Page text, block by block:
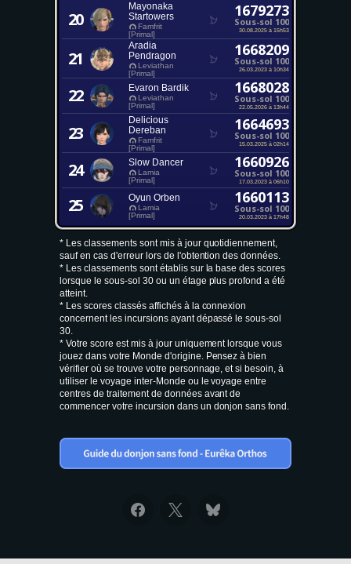
20
Mayonaka
Startowers
Famfrit
[Primal]
1679273
Sous-sol 100
30.08.2025 à 15h53
21
Aradia
Pendragon
Leviathan
[Primal]
1668209
Sous-sol 100
26.03.2023 à 10h34
22 Evaron Bardik
Leviathan
[Primal]
1668028
Sous-sol 100
22.05.2026 à 13h44
23
Delicious
Dereban
Famfrit
[Primal]
1664693
Sous-sol 100
15.03.2025 à 02h14
24 Slow Dancer
Lamia
[Primal]
1660926
Sous-sol 100
17.03.2023 à 06h10
25 Oyun Orben
Lamia
[Primal]
1660113
Sous-sol 100
20.03.2023 à 17h48
* Les classements sont mis à jour quotidiennement,
sauf en cas d'erreur lors de l'obtention des données.
* Les classements sont établis sur la base des scores
lorsque le sous-sol 30 ou un étage plus profond a été
atteint.
* Les scores classés affichés à la connexion
concernent les incursions ayant dépassé le sous-sol
30.
* Votre score est mis à jour uniquement lorsque vous
jouez dans votre Monde d'origine. Pensez à bien
vérifier où se trouve votre personnage, et si besoin, à
utiliser le voyage inter-Monde ou le voyage entre
centres de traitement de données avant de
commencer votre incursion dans un donjon sans fond.